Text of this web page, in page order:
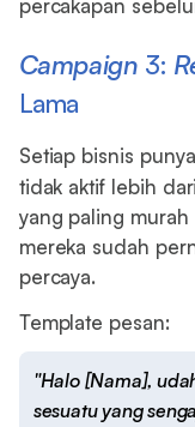
percakapan
Campaign 3:
Lama
Setiap bisnis punya
tidak aktif lebih
yang paling
mereka sudah
percaya.
Template pesan:
"Halo [Nama],
sesuatu yang